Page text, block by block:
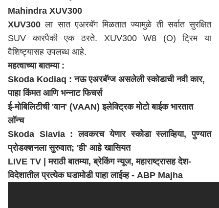
Mahindra XUV300
XUV300 ला सात एअरबॅग मिळतात ज्यामुळे ती सर्वात सुरक्षित
SUV कारपैकी एक ठरते. XUV300 W8 ​​(O) ट्रिम या
वैशिष्ट्यासह उपलब्ध आहे.
महत्वाच्या बातम्या :
Skoda Kodiaq : नऊ एअरबॅग्ज असलेली स्कोडाची नवी कार,
पाहा किंमत आणि भन्नाट फिचर्स
ई-मोबिलिटीची 'वान' (VAAN) इलेक्ट्रिक मोटो बाईक भारतात
लॉन्च
Skoda Slavia : लवकरच येणार स्कोडा स्लाव्हिया, पुण्यात
प्रोडक्शनला सुरुवात; 'ही' आहे खासियत
LIVE TV | मराठी बातम्या, ब्रेकिंग न्यूज,महाराष्ट्रासह देश-
विदेशातील प्रत्येक घडामोडी पाहा लाईव्ह - ABP Majha